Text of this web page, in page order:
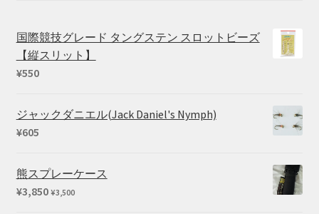
国際競技グレード タングステン スロットビーズ
【縦スリット】
¥550
ジャックダニエル(Jack Daniel's Nymph)
¥605
熊スプレーケース
¥3,850 ¥3,500